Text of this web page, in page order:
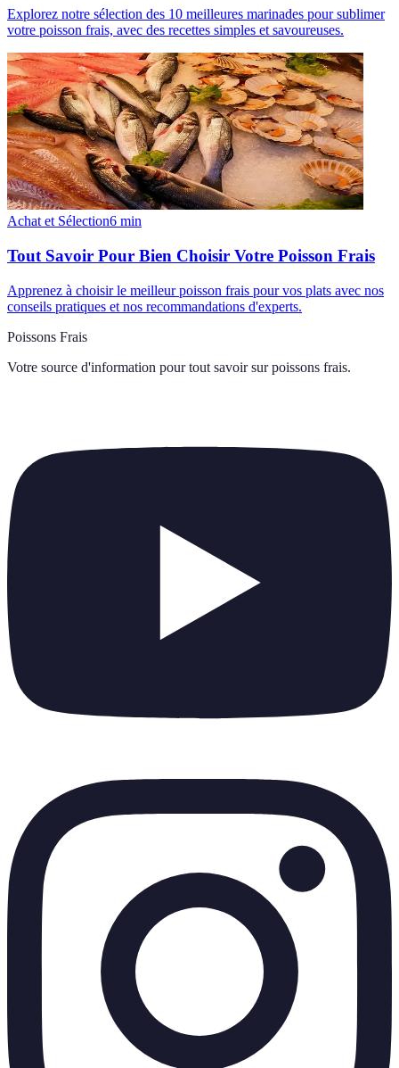
Explorez notre sélection des 10 meilleures marinades pour sublimer
votre poisson frais, avec des recettes simples et savoureuses.
Achat et Sélection6 min
Tout Savoir Pour Bien Choisir Votre Poisson Frais
Apprenez à choisir le meilleur poisson frais pour vos plats avec nos
conseils pratiques et nos recommandations d'experts.
Poissons Frais
Votre source d'information pour tout savoir sur poissons frais.